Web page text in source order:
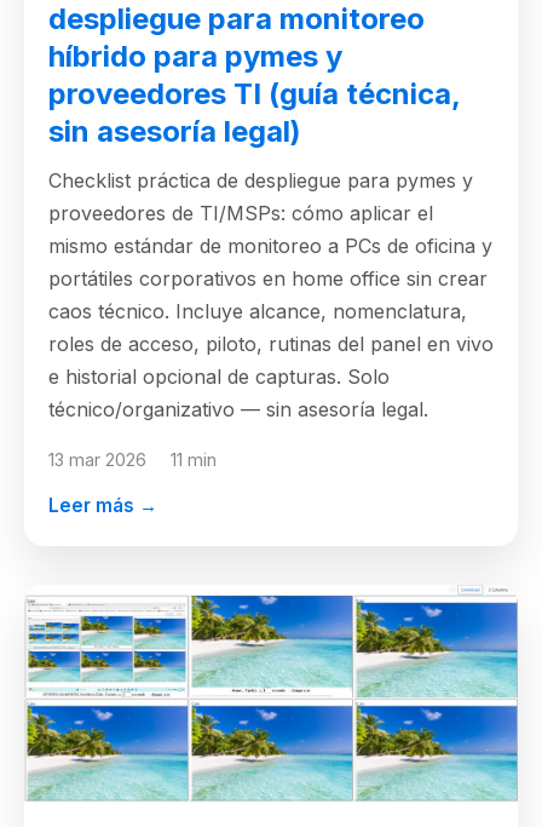
despliegue para monitoreo
híbrido para pymes y
proveedores TI (guía técnica,
sin asesoría legal)
Checklist práctica de despliegue para pymes y
proveedores de TI/MSPs: cómo aplicar el
mismo estándar de monitoreo a PCs de oficina y
portátiles corporativos en home office sin crear
caos técnico. Incluye alcance, nomenclatura,
roles de acceso, piloto, rutinas del panel en vivo
e historial opcional de capturas. Solo
técnico/organizativo — sin asesoría legal.
13 mar 2026 11 min
Leer más →